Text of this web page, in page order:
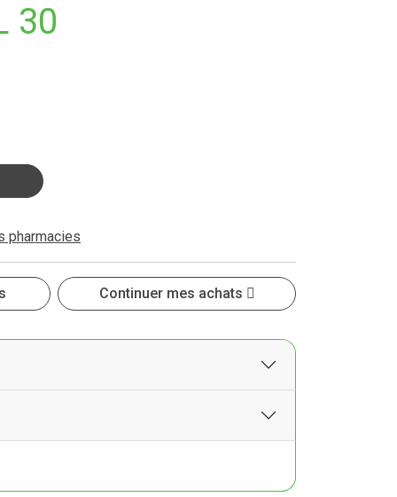
30
pharmacies
Continuer mes achats